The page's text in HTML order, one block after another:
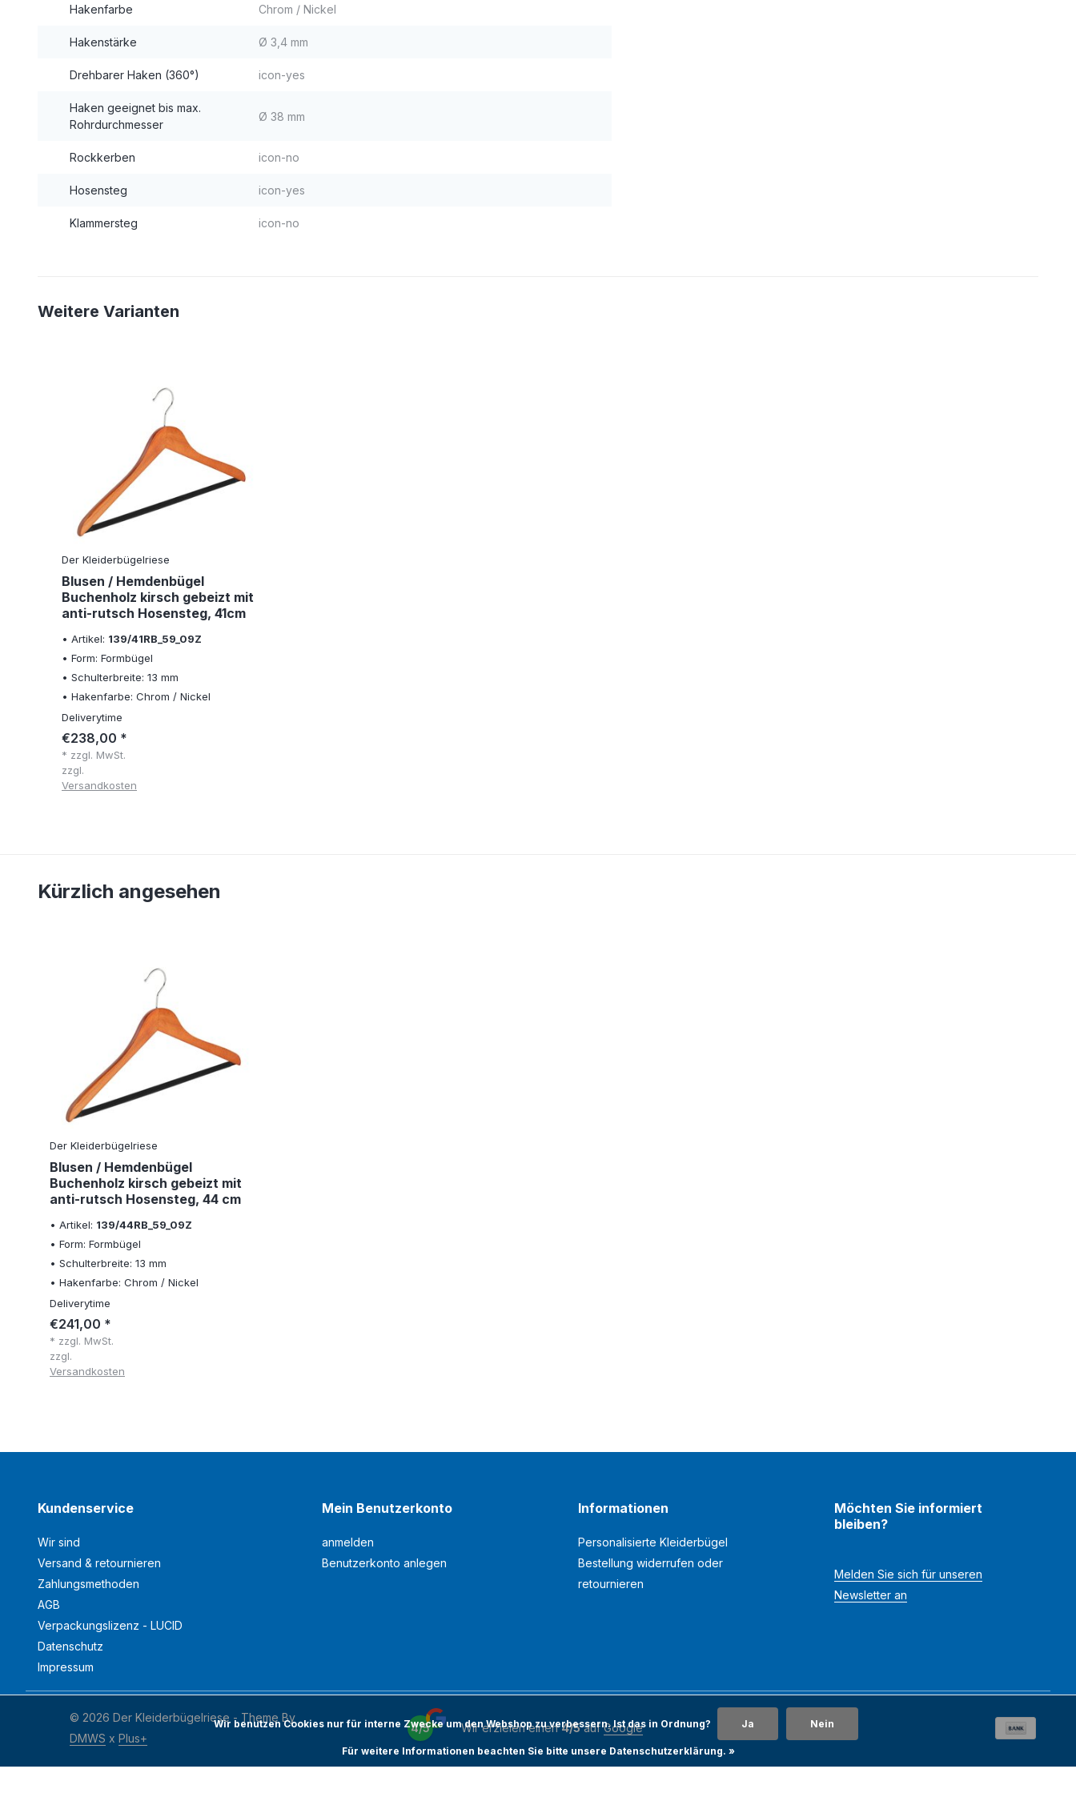
Hakenfarbe Chrom / Nickel
Hakenstärke Ø 3,4 mm
Drehbarer Haken (360°) icon-yes
Haken geeignet bis max.
Rohrdurchmesser
Ø 38 mm
Rockkerben icon-no
Hosensteg icon-yes
Klammersteg icon-no
Weitere Varianten
Der Kleiderbügelriese
Blusen / Hemdenbügel
Buchenholz kirsch gebeizt mit
anti-rutsch Hosensteg, 41cm
• Artikel: 139/41RB_59_09Z
• Form: Formbügel
• Schulterbreite: 13 mm
• Hakenfarbe: Chrom / Nickel
Deliverytime
€238,00 *
* zzgl. MwSt.
zzgl.
Versandkosten
Kürzlich angesehen
Der Kleiderbügelriese
Blusen / Hemdenbügel
Buchenholz kirsch gebeizt mit
anti-rutsch Hosensteg, 44 cm
• Artikel: 139/44RB_59_09Z
• Form: Formbügel
• Schulterbreite: 13 mm
• Hakenfarbe: Chrom / Nickel
Deliverytime
€241,00 *
* zzgl. MwSt.
zzgl.
Versandkosten
Kundenservice
Wir sind
Versand & retournieren
Zahlungsmethoden
AGB
Verpackungslizenz - LUCID
Datenschutz
Impressum
Mein Benutzerkonto
anmelden
Benutzerkonto anlegen
Informationen
Personalisierte Kleiderbügel
Bestellung widerrufen oder
retournieren
Möchten Sie informiert
bleiben?
Melden Sie sich für unseren
Newsletter an
© 2026 Der Kleiderbügelriese - Theme By
DMWS xPlus+
4/5 Wir erzielen einen4/5aufGoogle
Wir benutzen Cookies nur für interne Zwecke um den Webshop zu verbessern. Ist das in Ordnung? Ja Nein
Für weitere Informationen beachten Sie bitte unsere Datenschutzerklärung. »